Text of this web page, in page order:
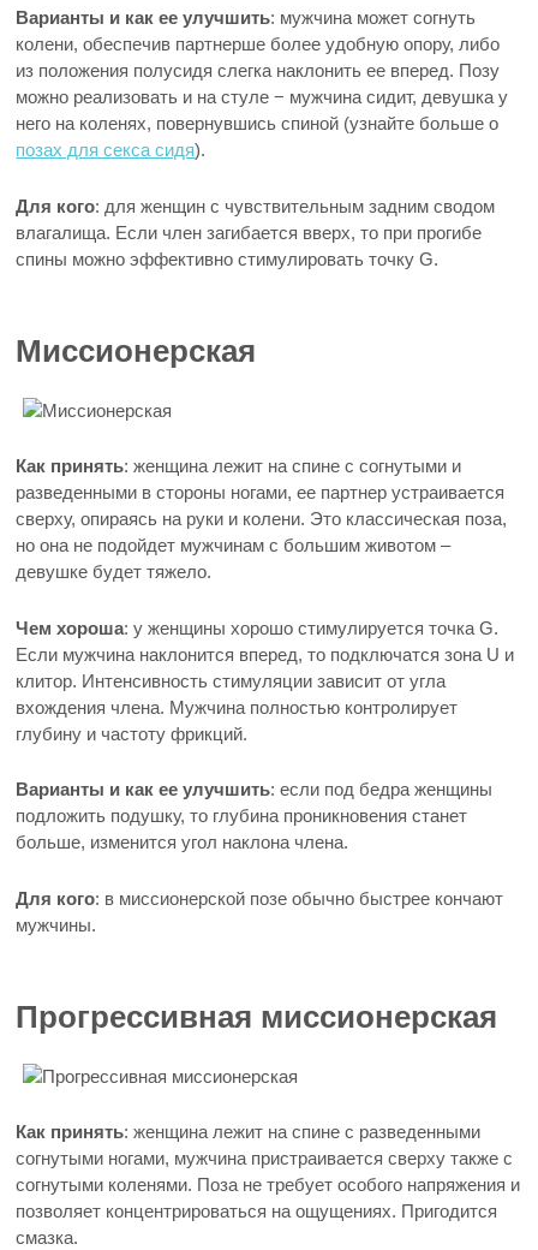
Варианты и как ее улучшить: мужчина может согнуть
колени, обеспечив партнерше более удобную опору, либо
из положения полусидя слегка наклонить ее вперед. Позу
можно реализовать и на стуле − мужчина сидит, девушка у
него на коленях, повернувшись спиной (узнайте больше о
позах для секса сидя).
Для кого: для женщин с чувствительным задним сводом
влагалища. Если член загибается вверх, то при прогибе
спины можно эффективно стимулировать точку G.
Миссионерская
Как принять: женщина лежит на спине с согнутыми и
разведенными в стороны ногами, ее партнер устраивается
сверху, опираясь на руки и колени. Это классическая поза,
но она не подойдет мужчинам с большим животом –
девушке будет тяжело.
Чем хороша: у женщины хорошо стимулируется точка G.
Если мужчина наклонится вперед, то подключатся зона U и
клитор. Интенсивность стимуляции зависит от угла
вхождения члена. Мужчина полностью контролирует
глубину и частоту фрикций.
Варианты и как ее улучшить: если под бедра женщины
подложить подушку, то глубина проникновения станет
больше, изменится угол наклона члена.
Для кого: в миссионерской позе обычно быстрее кончают
мужчины.
Прогрессивная миссионерская
Как принять: женщина лежит на спине с разведенными
согнутыми ногами, мужчина пристраивается сверху также с
согнутыми коленями. Поза не требует особого напряжения и
позволяет концентрироваться на ощущениях. Пригодится
смазка.